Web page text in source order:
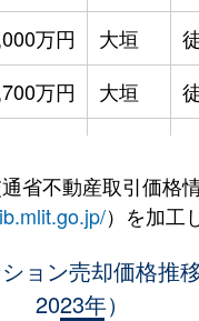
万円 大垣
万円 大垣
万円 大垣
1,000万円 大垣
省不動産取引価格
）を加工
ョン売却価格推
2023年）